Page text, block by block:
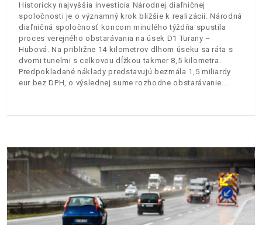
Historicky najvyššia investícia Národnej diaľničnej
spoločnosti je o významný krok bližšie k realizácii. Národná
diaľničná spoločnosť koncom minulého týždňa spustila
proces verejného obstarávania na úsek D1 Turany –
Hubová. Na približne 14 kilometrov dlhom úseku sa ráta s
dvomi tunelmi s celkovou dĺžkou takmer 8,5 kilometra.
Predpokladané náklady predstavujú bezmála 1,5 miliardy
eur bez DPH, o výslednej sume rozhodne obstarávanie.